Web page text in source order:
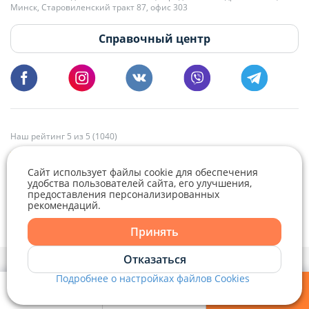
Telegram
18:00.
vg@domovita.by
Пишите и звоните нам в будние дни с 8:00 до 20:00.
Минск, Старовиленский тракт 87, офис 303
Справочный центр
Наш рейтинг 5 из 5 (1040)
Политика конфиденциальности,
Политика обработки файлов cookieиВыбор настроек Cookie
только при наличии активной ссылки.
Сайт использует файлы cookie для обеспечения
удобства пользователей сайта, его улучшения,
предоставления персонализированных
рекомендаций.
Принять
Отказаться
Подробнее о настройках файлов Cookies